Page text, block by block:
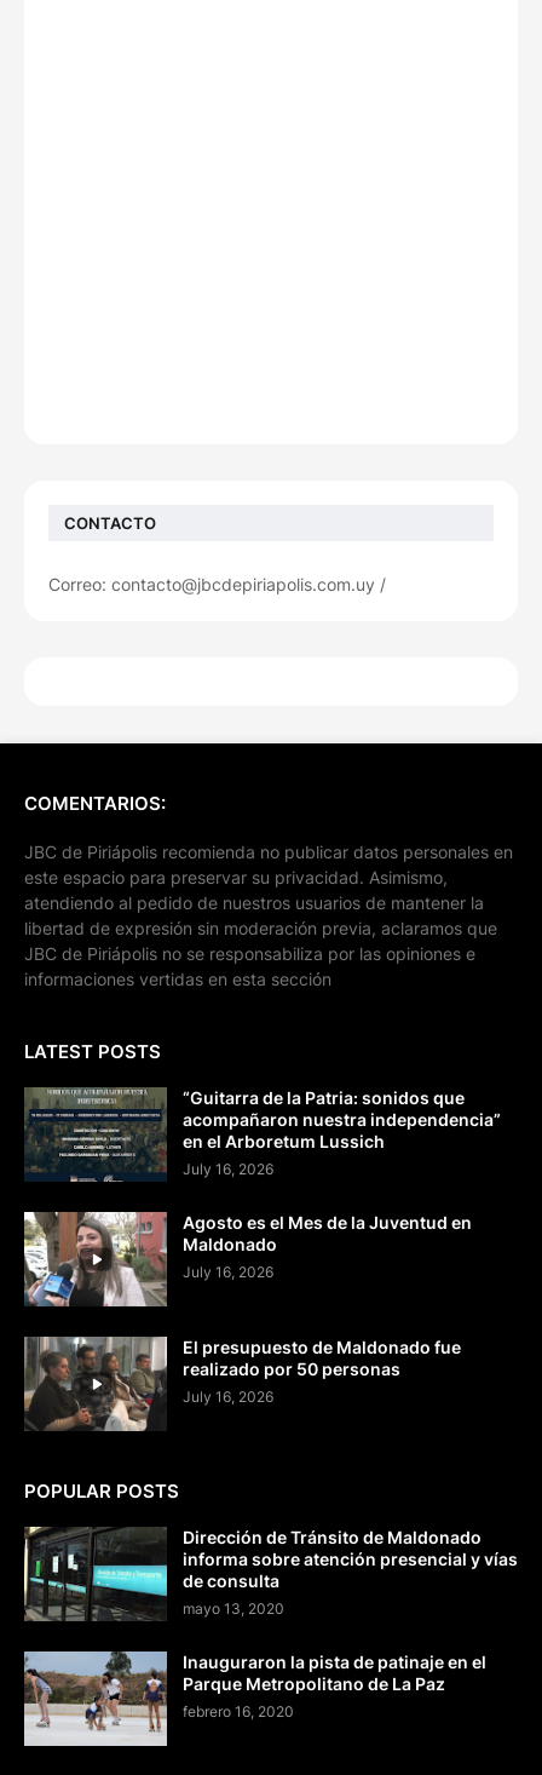
CONTACTO
Correo: contacto@jbcdepiriapolis.com.uy /
COMENTARIOS:
JBC de Piriápolis recomienda no publicar datos personales en
este espacio para preservar su privacidad. Asimismo,
atendiendo al pedido de nuestros usuarios de mantener la
libertad de expresión sin moderación previa, aclaramos que
JBC de Piriápolis no se responsabiliza por las opiniones e
informaciones vertidas en esta sección
LATEST POSTS
“Guitarra de la Patria: sonidos que
acompañaron nuestra independencia”
en el Arboretum Lussich
July 16, 2026
Agosto es el Mes de la Juventud en
Maldonado
July 16, 2026
El presupuesto de Maldonado fue
realizado por 50 personas
July 16, 2026
POPULAR POSTS
Dirección de Tránsito de Maldonado
informa sobre atención presencial y vías
de consulta
mayo 13, 2020
Inauguraron la pista de patinaje en el
Parque Metropolitano de La Paz
febrero 16, 2020